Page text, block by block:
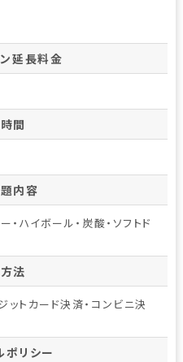
延長料金
間
内容
・ハイボール・炭酸・ソフトド
法
トカード決済・コンビニ決
ポリシー